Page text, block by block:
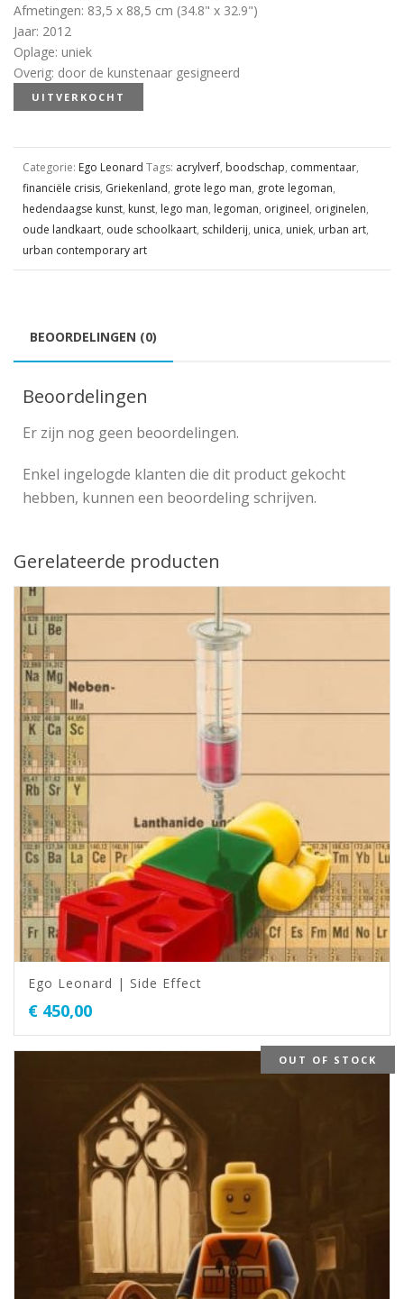
Afmetingen: 83,5 x 88,5 cm (34.8" x 32.9")
Jaar: 2012
Oplage: uniek
Overig: door de kunstenaar gesigneerd
UITVERKOCHT
Categorie: Ego Leonard Tags: acrylverf, boodschap, commentaar,
financiële crisis, Griekenland, grote lego man, grote legoman,
hedendaagse kunst, kunst, lego man, legoman, origineel, originelen,
oude landkaart, oude schoolkaart, schilderij, unica, uniek, urban art,
urban contemporary art
BEOORDELINGEN (0)
Beoordelingen
Er zijn nog geen beoordelingen.
Enkel ingelogde klanten die dit product gekocht
hebben, kunnen een beoordeling schrijven.
Gerelateerde producten
Ego Leonard | Side Effect
€ 450,00
OUT OF STOCK